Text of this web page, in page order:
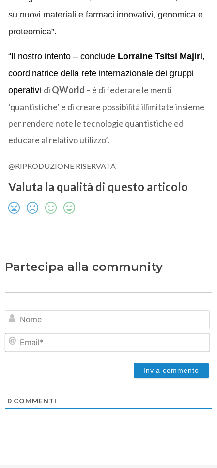
su nuovi materiali e farmaci innovativi, genomica e
proteomica”.
“Il nostro intento – conclude Lorraine Tsitsi Majiri,
coordinatrice della rete internazionale dei gruppi
operativi di QWorld – è di federare le menti
‘quantistiche’ e di creare possibilità illimitate insieme
per rendere note le tecnologie quantistiche ed
educare al relativo utilizzo”.
@RIPRODUZIONE RISERVATA
Valuta la qualità di questo articolo
Partecipa alla community
0 COMMENTI